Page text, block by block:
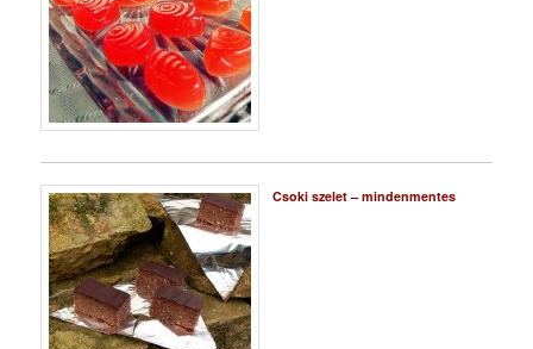
Csoki szelet – mindenmentes